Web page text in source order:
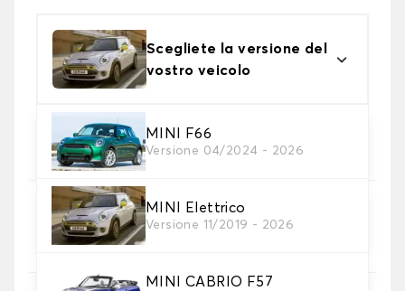
Scegliete la versione del
vostro veicolo
MINI F66
Versione 04/2024 - 2026
MINI Elettrico
Versione 11/2019 - 2026
MINI CABRIO F57
2. Materiale
Scegli il materiale del tappetini auto
3. Set di tappetini
Selezionare il numero di tappetini per auto
necessari.